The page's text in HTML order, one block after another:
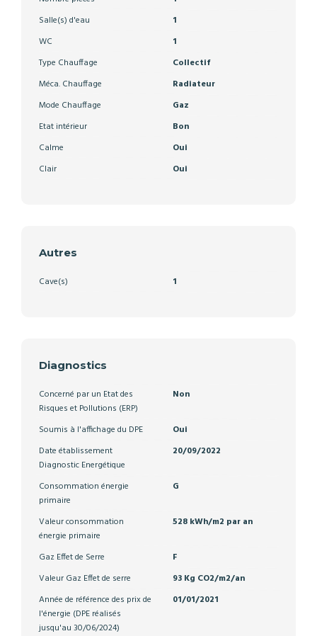
Salle(s) d'eau
1
WC
1
Type Chauffage
Collectif
Méca. Chauffage
Radiateur
Mode Chauffage
Gaz
Etat intérieur
Bon
Calme
Oui
Clair
Oui
Autres
Cave(s) 1
Diagnostics
Concerné par un Etat des
Risques et Pollutions (ERP)
Non
Soumis à l'affichage du DPE
Oui
Date établissement
Diagnostic Energétique
20/09/2022
Consommation énergie
primaire
G
Valeur consommation
énergie primaire
528 kWh/m2 par an
Gaz Effet de Serre
F
Valeur Gaz Effet de serre
93 Kg CO2/m2/an
Année de référence des prix de
l'énergie (DPE réalisés
jusqu'au 30/06/2024)
01/01/2021